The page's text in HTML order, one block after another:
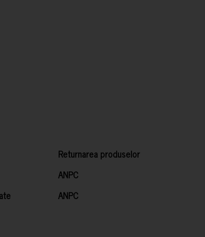
Returnarea produselor
ANPC
ANPC